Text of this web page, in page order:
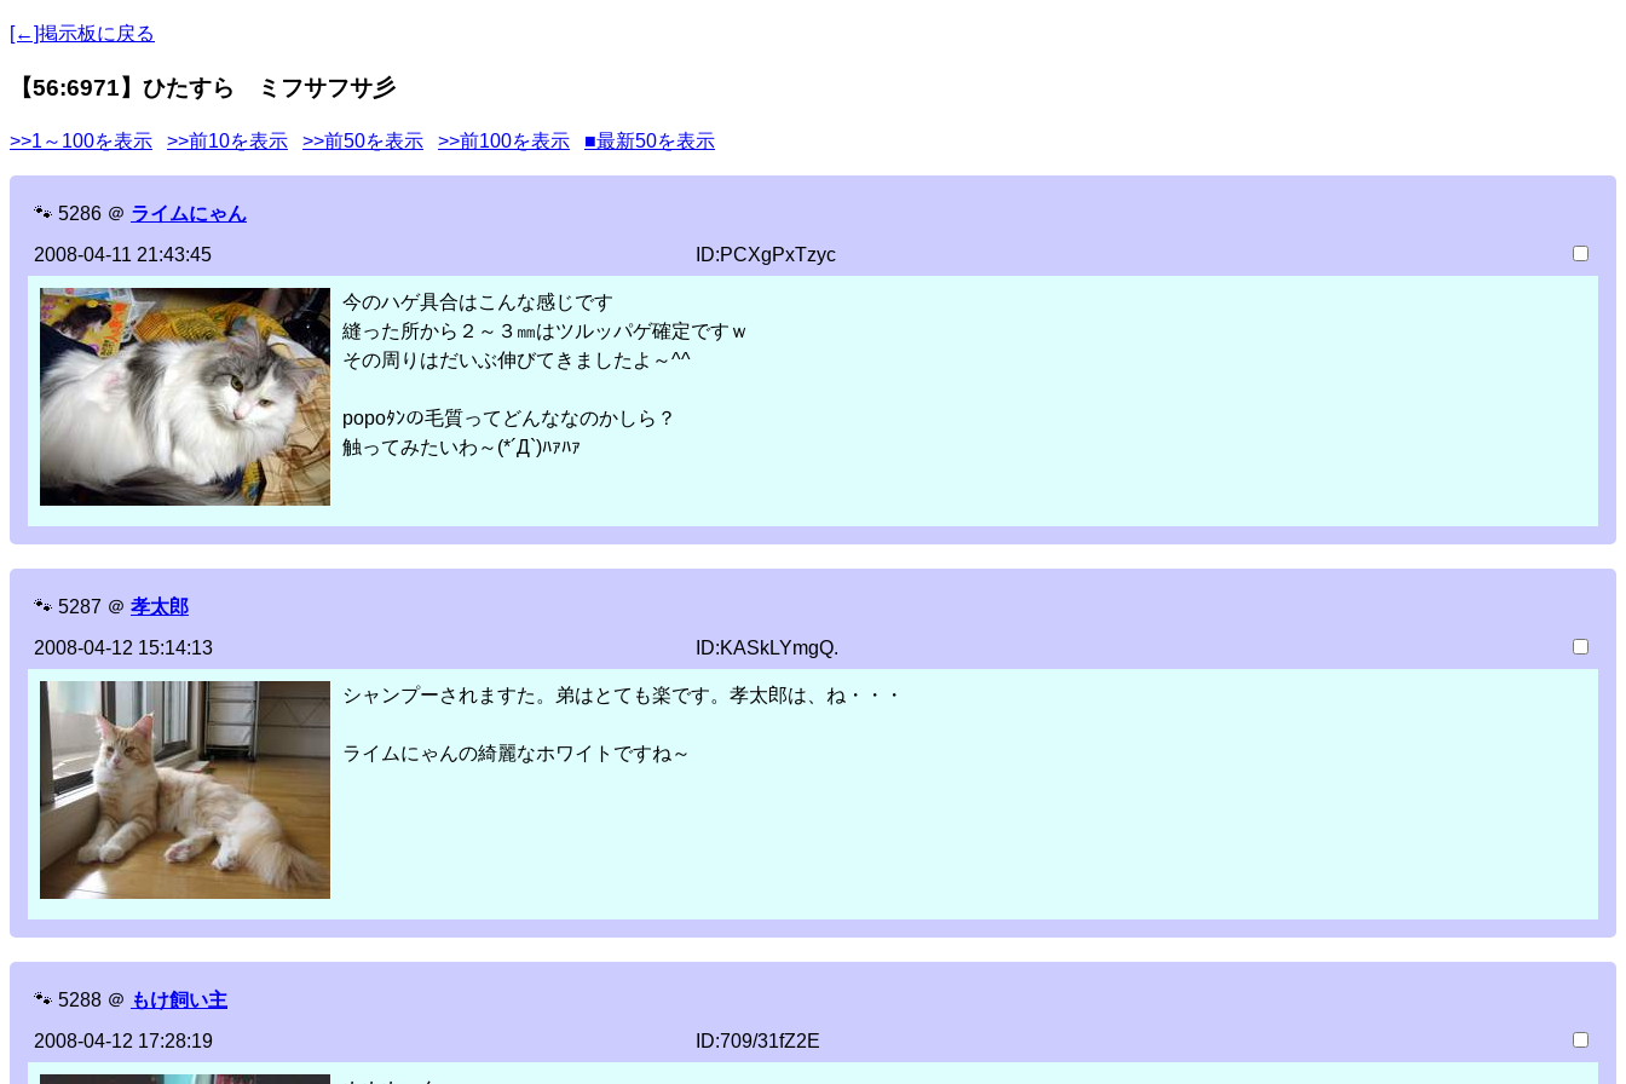
[←]掲示板に戻る
【56:6971】ひたすら ミフサフサ彡
>>1～100を表示 >>前10を表示 >>前50を表示 >>前100を表示 ■最新50を表示
🐾 5286 ＠ ライムにゃん
2008-04-11 21:43:45
ID:PCXgPxTzyc
今のハゲ具合はこんな感じです
縫った所から２～３㎜はツルッパゲ確定ですｗ
その周りはだいぶ伸びてきましたよ～^^
popoﾀﾝの毛質ってどんななのかしら？
触ってみたいわ～(*´Д`)ﾊｧﾊｧ
🐾 5287 ＠ 孝太郎
2008-04-12 15:14:13
ID:KASkLYmgQ.
シャンプーされますた。弟はとても楽です。孝太郎は、ね・・・
ライムにゃんの綺麗なホワイトですね～
🐾 5288 ＠ もけ飼い主
2008-04-12 17:28:19
ID:709/31fZ2E